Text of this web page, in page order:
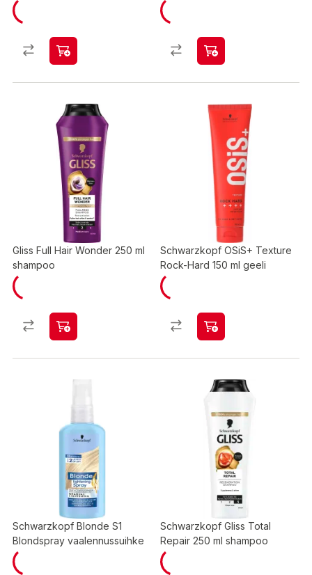
Gliss Full Hair Wonder 250 ml
shampoo
Schwarzkopf OSiS+ Texture
Rock-Hard 150 ml geeli
Schwarzkopf Blonde S1
Blondspray vaalennussuihke
Schwarzkopf Gliss Total
Repair 250 ml shampoo